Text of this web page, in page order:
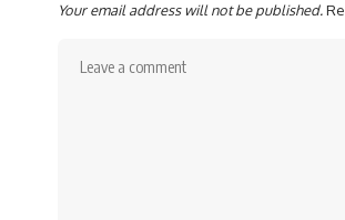
Your email address will not be published.